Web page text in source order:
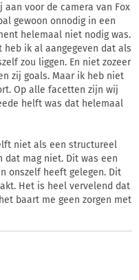
aan voor de camera van Fox
gewoon onnodig in een
helemaal niet nodig was.
heb ik al aangegeven dat als
zou liggen. En niet zozeer
zij goals. Maar ik heb niet
Op alle facetten zijn wij
helft was dat helemaal
niet als een structureel
dat mag niet. Dit was een
onszelf heeft gelegen. Dit
Het is heel vervelend dat
baart me geen zorgen met